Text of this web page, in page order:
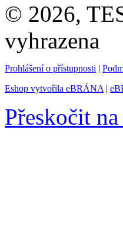
© 2026,
vyhrazena
Prohlášení o přístupnosti |
Eshop vytvořila eBRÁNA |
Přeskočit